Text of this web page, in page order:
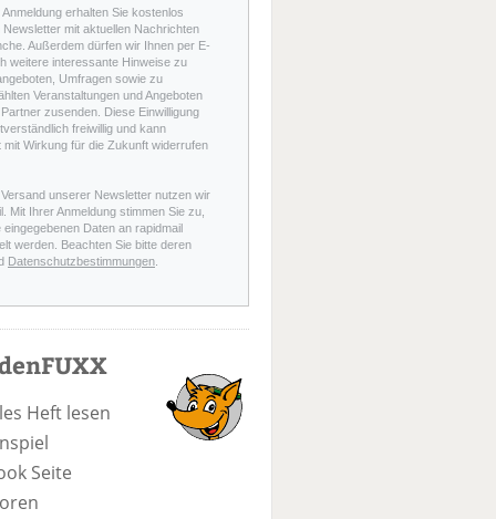
Anmeldung erhalten Sie kostenlos
Newsletter mit aktuellen Nachrichten
Außerdem dürfen wir Ihnen per E-
weitere interessante Hinweise zu
Umfragen sowie zu
Veranstaltungen und Angeboten
zusenden. Diese Einwilligung
freiwillig und kann
mit Wirkung für die Zukunft widerrufen
Versand unserer Newsletter nutzen wir
Mit Ihrer Anmeldung stimmen Sie zu,
eingegebenen Daten an rapidmail
werden. Beachten Sie bitte deren
Datenschutzbestimmungen.
Heft lesen
Seite